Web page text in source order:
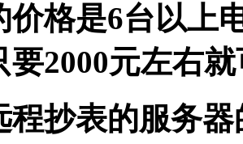
价格是6台以上
要2000元左右
程抄表的服务